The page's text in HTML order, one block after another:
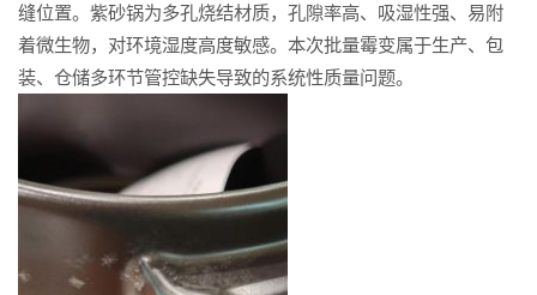
司
缝位置。紫砂锅为多孔烧结材质，孔隙率高、吸湿性强、易附
着微生物，对环境湿度高度敏感。本次批量霉变属于生产、包
装、仓储多环节管控缺失导致的系统性质量问题。